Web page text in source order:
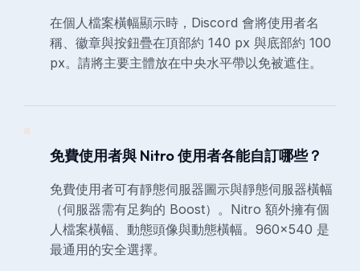
在個人檔案橫幅顯示時，Discord 會將使用者名
稱、徽章與按鈕疊在頂部約 140 px 與底部約 100
px。請將主要主體放在中央水平帶以免被遮住。
免費使用者與 Nitro 使用者各能自訂哪些？
免費使用者可有靜態伺服器圖示與靜態伺服器橫幅
（伺服器需有足夠的 Boost）。Nitro 額外擁有個
人檔案橫幅、動態頭像與動態橫幅。960×540 是
最通用的安全選擇。